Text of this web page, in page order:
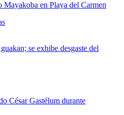
en Playa del Carmen
se exhibe desgaste del
César Gastélum durante